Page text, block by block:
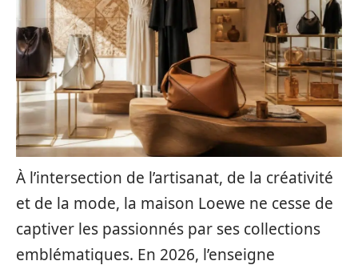
À l’intersection de l’artisanat, de la créativité
et de la mode, la maison Loewe ne cesse de
captiver les passionnés par ses collections
emblématiques. En 2026, l’enseigne